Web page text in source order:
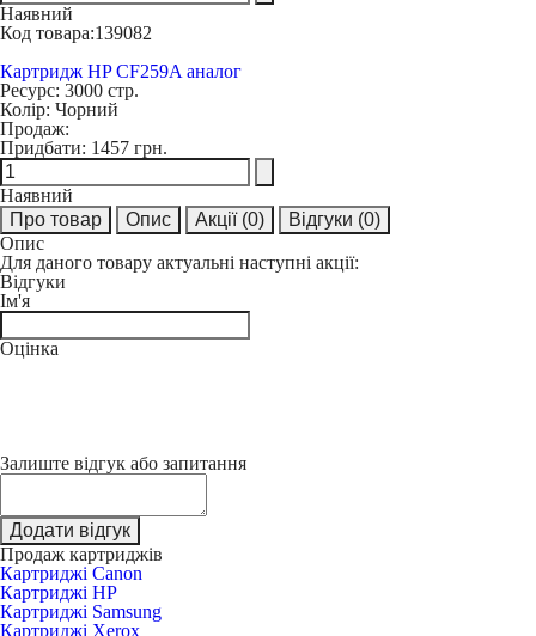
Наявний
Код товара:139082
Картридж HP CF259A аналог
Ресурс: 3000 стр.
Колір: Чорний
Продаж:
Придбати: 1457 грн.
Наявний
Про товар
Опис Акції (0) Відгуки (0)
Опис
Для даного товару актуальні наступні акції:
Відгуки
Ім'я
Оцінка
Залиште відгук або запитання
Додати відгук
Продаж картриджів
Картриджі Canon
Картриджі HP
Картриджі Samsung
Картриджі Xerox